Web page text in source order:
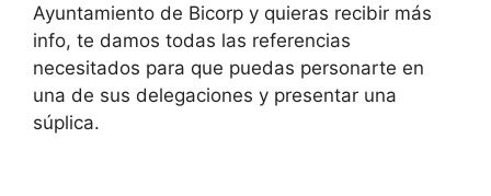
Ayuntamiento de Bicorp y quieras recibir más
info, te damos todas las referencias
necesitados para que puedas personarte en
una de sus delegaciones y presentar una
súplica.